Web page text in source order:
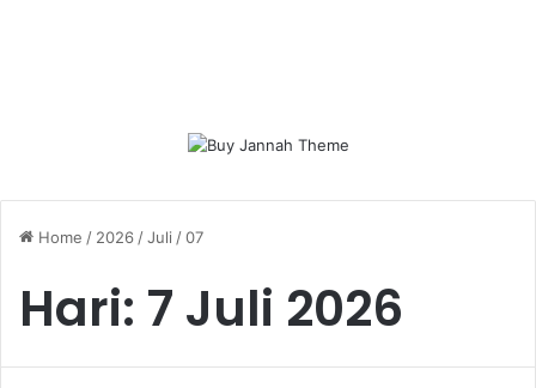
Home / 2026 /Juli /07
Hari: 7 Juli 2026